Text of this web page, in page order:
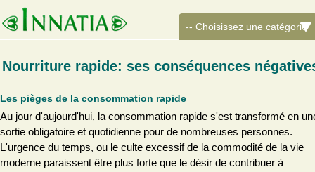
Nourriture rapide: ses conséquences
Les pièges de la consommation rapide
Au jour d'aujourd'hui, la consommation rapide s'est transformé en
sortie obligatoire et quotidienne pour de nombreuses personnes.
L'urgence du temps, ou le culte excessif de la commodité de la vie
moderne paraissent être plus forte que le désir de contribuer à